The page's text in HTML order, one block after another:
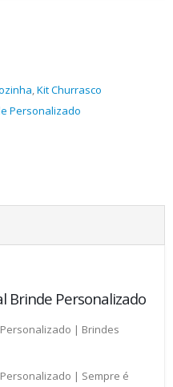
,Kit Churrasco
Personalizado
Brinde Personalizado
| Brindes
| Sempre é